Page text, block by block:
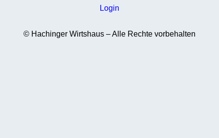
Login
© Hachinger Wirtshaus – Alle Rechte vorbehalten